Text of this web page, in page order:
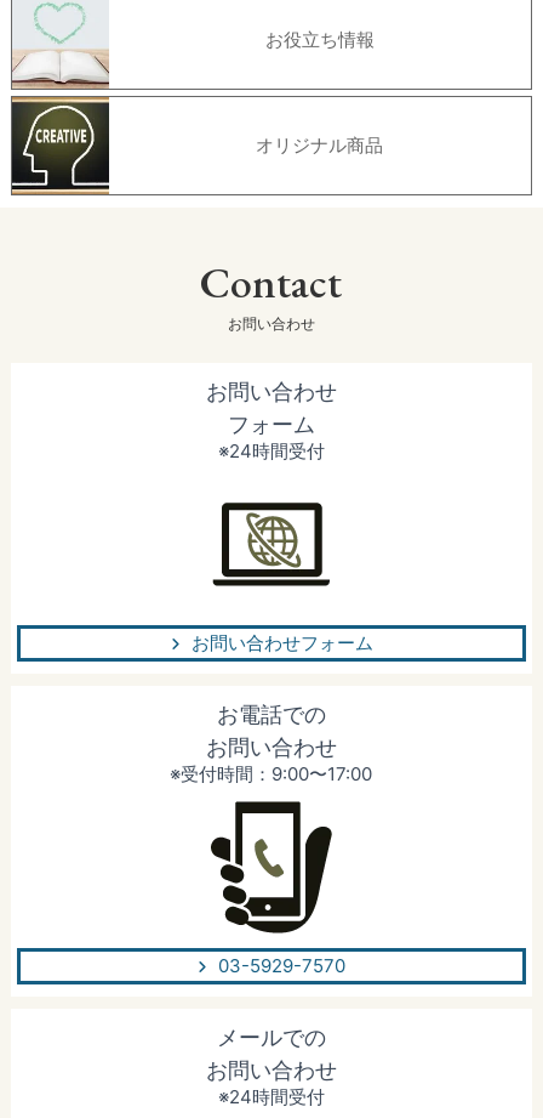
お役立ち情報
オリジナル商品
Contact
お問い合わせ
お問い合わせ
フォーム
※24時間受付
お問い合わせフォーム
お電話での
お問い合わせ
※受付時間：9:00〜17:00
03-5929-7570
メールでの
お問い合わせ
※24時間受付